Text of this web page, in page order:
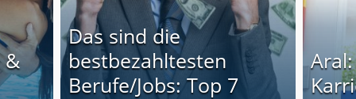
&
Das sind die
bestbezahltesten
Berufe/Jobs: Top 7